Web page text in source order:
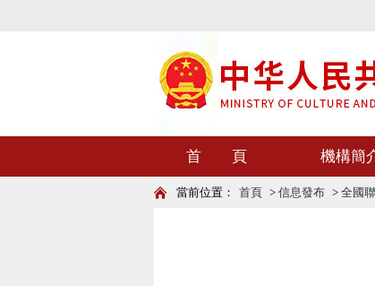
首 頁 機構簡
當前位置： 首頁 > 信息發布 > 全國